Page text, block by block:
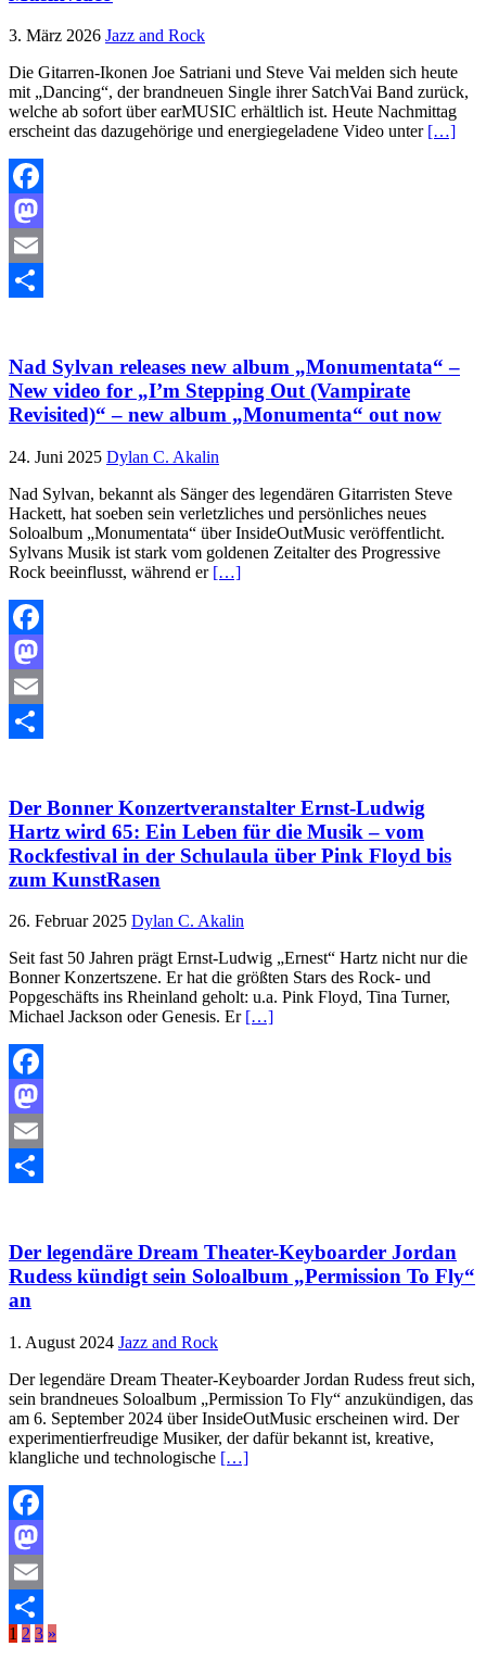
3. März 2026 Jazz and Rock
Die Gitarren-Ikonen Joe Satriani und Steve Vai melden sich heute
mit „Dancing“, der brandneuen Single ihrer SatchVai Band zurück,
welche ab sofort über earMUSIC erhältlich ist. Heute Nachmittag
erscheint das dazugehörige und energiegeladene Video unter […]
Facebook
Mastodon
Email
Nad Sylvan releases new album „Monumentata“ –
New video for „I’m Stepping Out (Vampirate
Revisited)“ – new album „Monumenta“ out now
24. Juni 2025 Dylan C. Akalin
Nad Sylvan, bekannt als Sänger des legendären Gitarristen Steve
Hackett, hat soeben sein verletzliches und persönliches neues
Soloalbum „Monumentata“ über InsideOutMusic veröffentlicht.
Sylvans Musik ist stark vom goldenen Zeitalter des Progressive
Rock beeinflusst, während er […]
Facebook
Mastodon
Email
Der Bonner Konzertveranstalter Ernst-Ludwig
Hartz wird 65: Ein Leben für die Musik – vom
Rockfestival in der Schulaula über Pink Floyd bis
zum KunstRasen
26. Februar 2025 Dylan C. Akalin
Seit fast 50 Jahren prägt Ernst-Ludwig „Ernest“ Hartz nicht nur die
Bonner Konzertszene. Er hat die größten Stars des Rock- und
Popgeschäfts ins Rheinland geholt: u.a. Pink Floyd, Tina Turner,
Michael Jackson oder Genesis. Er […]
Facebook
Mastodon
Email
Der legendäre Dream Theater-Keyboarder Jordan
Rudess kündigt sein Soloalbum „Permission To Fly“
an
1. August 2024 Jazz and Rock
Der legendäre Dream Theater-Keyboarder Jordan Rudess freut sich,
sein brandneues Soloalbum „Permission To Fly“ anzukündigen, das
am 6. September 2024 über InsideOutMusic erscheinen wird. Der
experimentierfreudige Musiker, der dafür bekannt ist, kreative,
klangliche und technologische […]
Facebook
Mastodon
Email
Teilen
1 2 3 »